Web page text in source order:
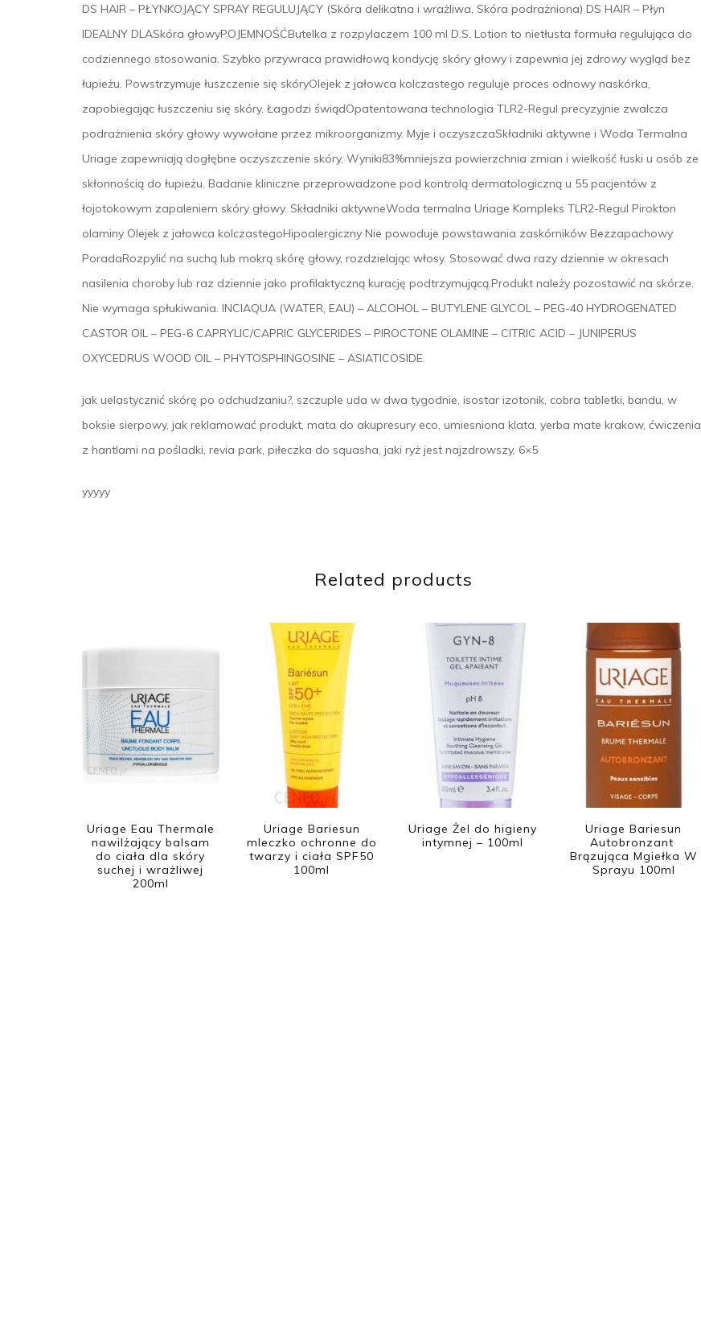
DS HAIR – PŁYNKOJĄCY SPRAY REGULUJĄCY (Skóra delikatna i wrażliwa, Skóra podrażniona) DS HAIR – Płyn
IDEALNY DLASkóra głowyPOJEMNOŚĆButelka z rozpylaczem 100 ml D.S. Lotion to nietłusta formuła regulująca do
codziennego stosowania. Szybko przywraca prawidłową kondycję skóry głowy i zapewnia jej zdrowy wygląd bez
łupieżu. Powstrzymuje łuszczenie się skóryOlejek z jałowca kolczastego reguluje proces odnowy naskórka,
zapobiegając łuszczeniu się skóry. Łagodzi świądOpatentowana technologia TLR2-Regul precyzyjnie zwalcza
podrażnienia skóry głowy wywołane przez mikroorganizmy. Myje i oczyszczaSkładniki aktywne i Woda Termalna
Uriage zapewniają dogłębne oczyszczenie skóry. Wyniki83%mniejsza powierzchnia zmian i wielkość łuski u osób ze
skłonnością do łupieżu. Badanie kliniczne przeprowadzone pod kontrolą dermatologiczną u 55 pacjentów z
łojotokowym zapaleniem skóry głowy. Składniki aktywneWoda termalna Uriage Kompleks TLR2-Regul Pirokton
olaminy Olejek z jałowca kolczastegoHipoalergiczny Nie powoduje powstawania zaskórników Bezzapachowy
PoradaRozpylić na suchą lub mokrą skórę głowy, rozdzielając włosy. Stosować dwa razy dziennie w okresach
nasilenia choroby lub raz dziennie jako profilaktyczną kurację podtrzymującą.Produkt należy pozostawić na skórze.
Nie wymaga spłukiwania. INCIAQUA (WATER, EAU) – ALCOHOL – BUTYLENE GLYCOL – PEG-40 HYDROGENATED
CASTOR OIL – PEG-6 CAPRYLIC/CAPRIC GLYCERIDES – PIROCTONE OLAMINE – CITRIC ACID – JUNIPERUS
OXYCEDRUS WOOD OIL – PHYTOSPHINGOSINE – ASIATICOSIDE.
jak uelastycznić skórę po odchudzaniu?, szczuple uda w dwa tygodnie, isostar izotonik, cobra tabletki, bandu, w
boksie sierpowy, jak reklamować produkt, mata do akupresury eco, umiesniona klata, yerba mate krakow, ćwiczenia
z hantlami na pośladki, revia park, piłeczka do squasha, jaki ryż jest najzdrowszy, 6×5
yyyyy
Related products
Uriage Eau Thermale
nawilżający balsam
do ciała dla skóry
suchej i wrażliwej
200ml
Uriage Bariesun
mleczko ochronne do
twarzy i ciała SPF50
100ml
Uriage Żel do higieny
intymnej – 100ml
Uriage Bariesun
Autobronzant
Brązująca Mgiełka W
Sprayu 100ml